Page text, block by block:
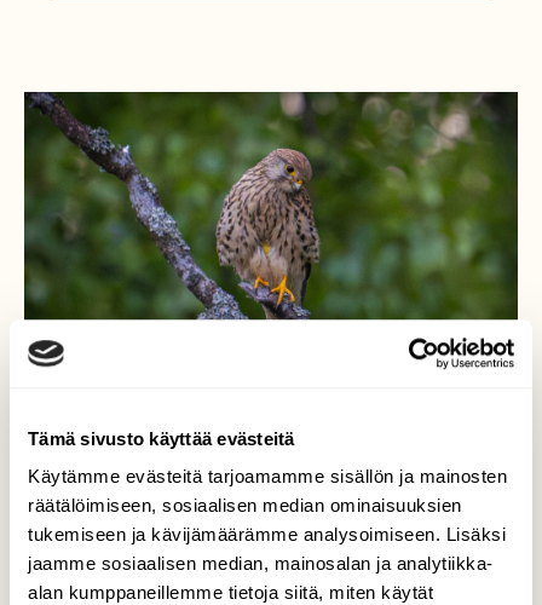
Tämä sivusto käyttää evästeitä
Käytämme evästeitä tarjoamamme sisällön ja mainosten
räätälöimiseen, sosiaalisen median ominaisuuksien
tukemiseen ja kävijämäärämme analysoimiseen. Lisäksi
jaamme sosiaalisen median, mainosalan ja analytiikka-
alan kumppaneillemme tietoja siitä, miten käytät
Tuulihaukka ennen unia
Oulunsalossa